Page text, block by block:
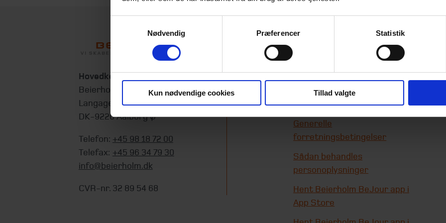
Nødvendig
Præferencer Statistik
Kun nødvendige cookies Tillad valgte
Hovedkontor
Beierholm
Langagervej 1
DK-9220 Aalborg Ø
Telefon: +45 98 18 72 00
Telefax: +45 96 34 79 30
info@beierholm.dk
CVR-nr. 32 89 54 68
Beierholms
Cookie-information
Generelle
forretningsbetingelser
Sådan behandles
personoplysninger
Hent Beierholm BeJour app i
App Store